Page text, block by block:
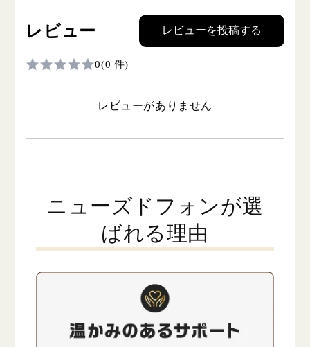
レビュー レビューを投稿する
0(0 件)
レビューがありません
ニューズドフォンが選
ばれる理由